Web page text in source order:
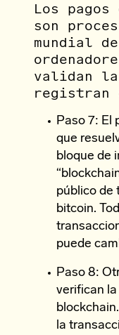
Los
son
mundial
validan
registran
Paso 7: El
que
bloque de
público de
bitcoin.
puede
Paso 8:
verifican
la